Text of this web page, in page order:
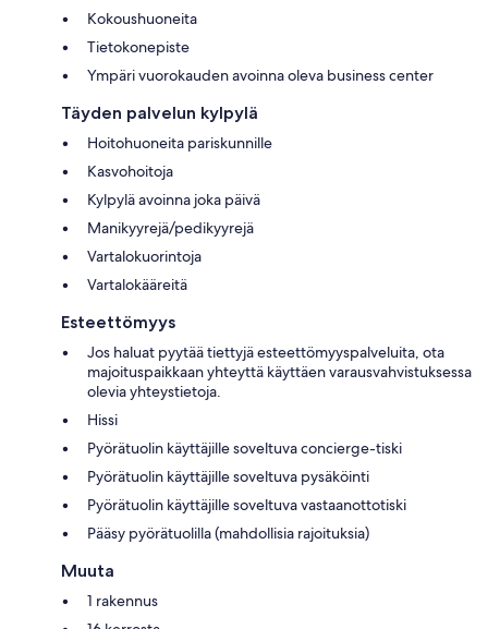
Kokoushuoneita
Tietokonepiste
Ympäri vuorokauden avoinna oleva business center
Täyden palvelun kylpylä
Hoitohuoneita pariskunnille
Kasvohoitoja
Kylpylä avoinna joka päivä
Manikyyrejä/pedikyyrejä
Vartalokuorintoja
Vartalokääreitä
Esteettömyys
Jos haluat pyytää tiettyjä esteettömyyspalveluita, ota
majoituspaikkaan yhteyttä käyttäen varausvahvistuksessa
olevia yhteystietoja.
Hissi
Pyörätuolin käyttäjille soveltuva concierge-tiski
Pyörätuolin käyttäjille soveltuva pysäköinti
Pyörätuolin käyttäjille soveltuva vastaanottotiski
Pääsy pyörätuolilla (mahdollisia rajoituksia)
Muuta
1 rakennus